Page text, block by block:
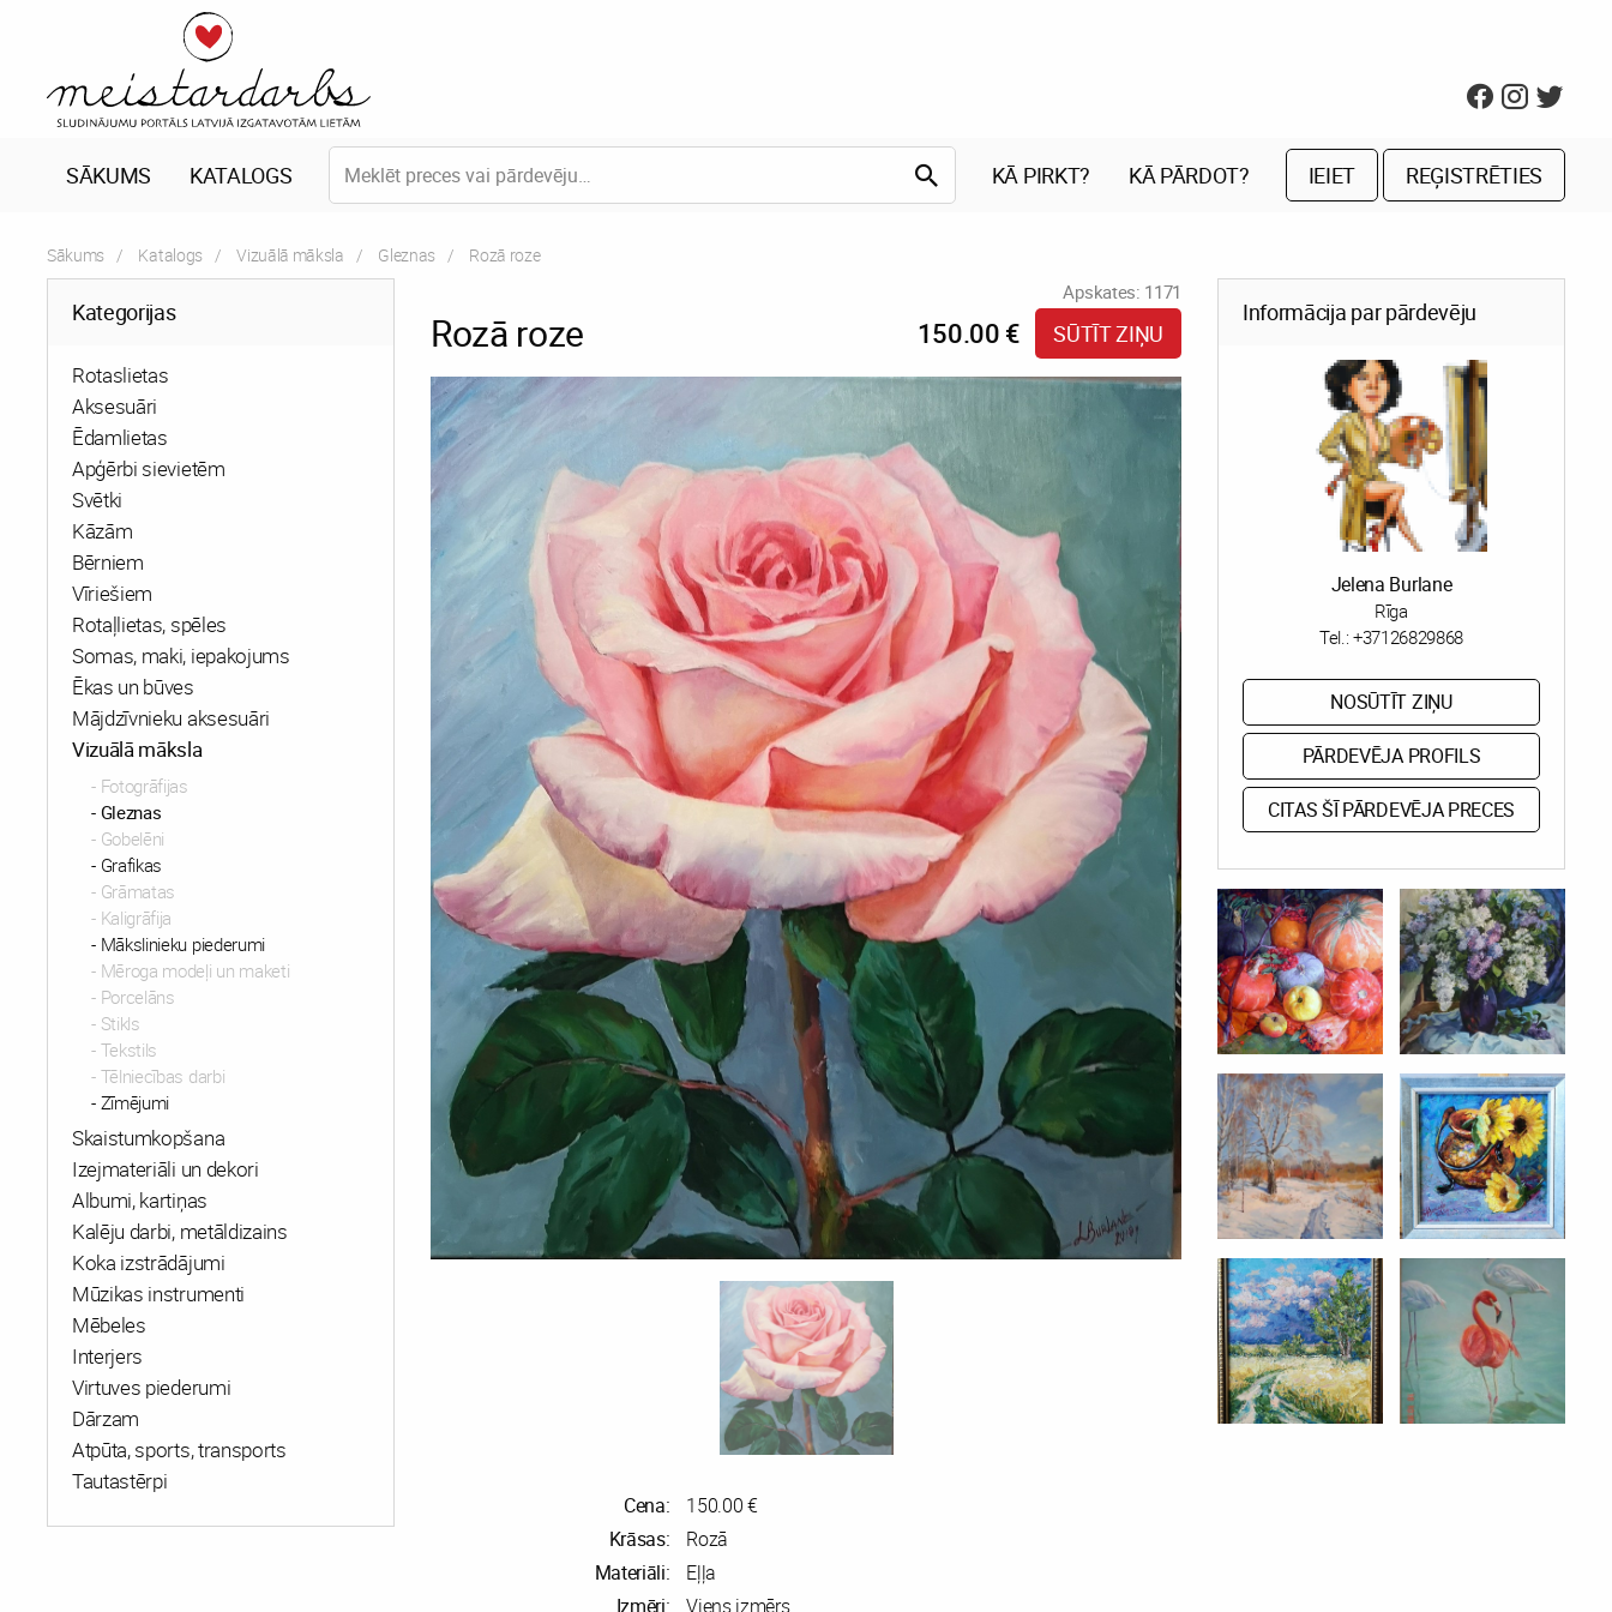
SĀKUMS KATALOGS KĀ PIRKT? KĀ PĀRDOT? IEIET REĢISTRĒTIES
Sākums Katalogs Vizuālā māksla Gleznas Current:
Rozā roze
Kategorijas
Rotaslietas
Aksesuāri
Ēdamlietas
Apģērbi sievietēm
Svētki
Kāzām
Bērniem
Vīriešiem
Rotaļlietas, spēles
Somas, maki, iepakojums
Ēkas un būves
Mājdzīvnieku aksesuāri
Vizuālā māksla
Fotogrāfijas
Gleznas
Gobelēni
Grafikas
Grāmatas
Kaligrāfija
Mākslinieku piederumi
Mēroga modeļi un maketi
Porcelāns
Stikls
Tekstils
Tēlniecības darbi
Zīmējumi
Skaistumkopšana
Izejmateriāli un dekori
Albumi, kartiņas
Kalēju darbi, metāldizains
Koka izstrādājumi
Mūzikas instrumenti
Mēbeles
Interjers
Virtuves piederumi
Dārzam
Atpūta, sports, transports
Tautastērpi
Apskates: 1171
Rozā roze 150.00 € SŪTĪT ZIŅU
Cena:
150.00 €
Krāsas:
Rozā
Materiāli:
Eļļa
Izmēri:
Viens izmērs
Informācija par pārdevēju
Jelena Burlane
Rīga
Tel.: +37126829868
NOSŪTĪT ZIŅU
PĀRDEVĒJA PROFILS
CITAS ŠĪ PĀRDEVĒJA PRECES